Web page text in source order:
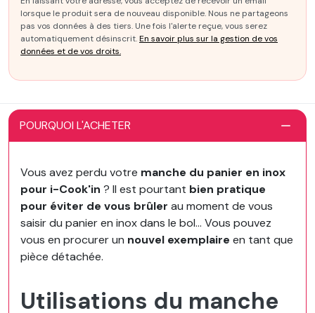
lorsque le produit sera de nouveau disponible. Nous ne partageons
pas vos données à des tiers. Une fois l'alerte reçue, vous serez
automatiquement désinscrit.En savoir plus sur la gestion de vos
données et de vos droits.
POURQUOI L'ACHETER
Vous avez perdu votre manche du panier en inox
pour i-Cook'in ? Il est pourtant bien pratique
pour éviter de vous brûler au moment de vous
saisir du panier en inox dans le bol... Vous pouvez
vous en procurer un nouvel exemplaire en tant que
pièce détachée.
Utilisations du manche